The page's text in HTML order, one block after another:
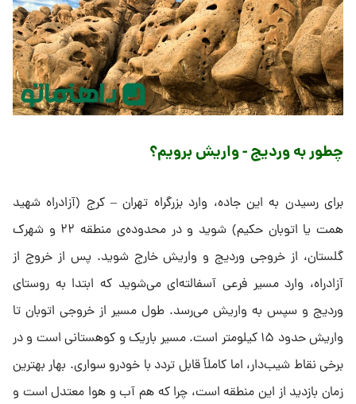
چطور به وردیج - واریش برویم؟
برای رسیدن به این جاده، وارد بزرگراه تهران – کرج (آزادراه شهید
همت یا اتوبان حکیم) شوید و در محدوده‌ی منطقه ۲۲ و شهرک
گلستان، از خروجی وردیج و واریش خارج شوید. پس از خروج از
آزادراه، وارد مسیر فرعی آسفالته‌ای می‌شوید که ابتدا به روستای
وردیج و سپس به واریش می‌رسد. طول مسیر از خروجی اتوبان تا
واریش حدود ۱۵ کیلومتر است. مسیر باریک و کوهستانی است و در
برخی نقاط شیب‌دار، اما کاملاً قابل تردد با خودرو سواری. بهار بهترین
زمان بازدید از این منطقه است، چرا که هم آب و هوا معتدل است و